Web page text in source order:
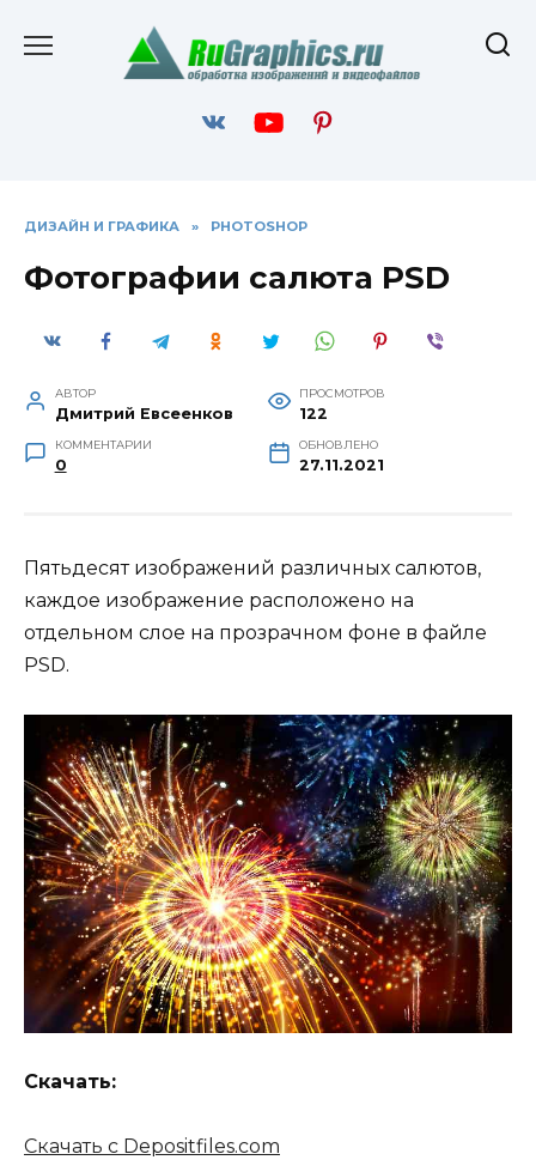
содержанию
ДИЗАЙН И ГРАФИКА » PHOTOSHOP
Фотографии салюта PSD
АВТОР
Дмитрий Евсеенков
ПРОСМОТРОВ
122
КОММЕНТАРИИ
0
ОБНОВЛЕНО
27.11.2021
Пятьдесят изображений различных салютов,
каждое изображение расположено на
отдельном слое на прозрачном фоне в файле
PSD.
Скачать:
Скачать с Depositfiles.com